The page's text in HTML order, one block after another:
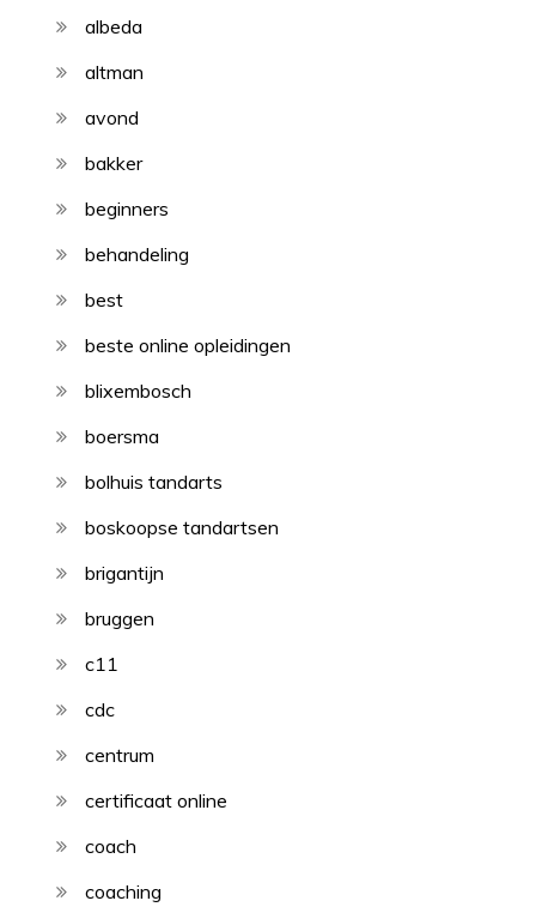
albeda
altman
avond
bakker
beginners
behandeling
best
beste online opleidingen
blixembosch
boersma
bolhuis tandarts
boskoopse tandartsen
brigantijn
bruggen
c11
cdc
centrum
certificaat online
coach
coaching